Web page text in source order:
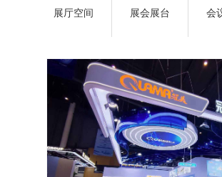
展厅空间 展会展台 会